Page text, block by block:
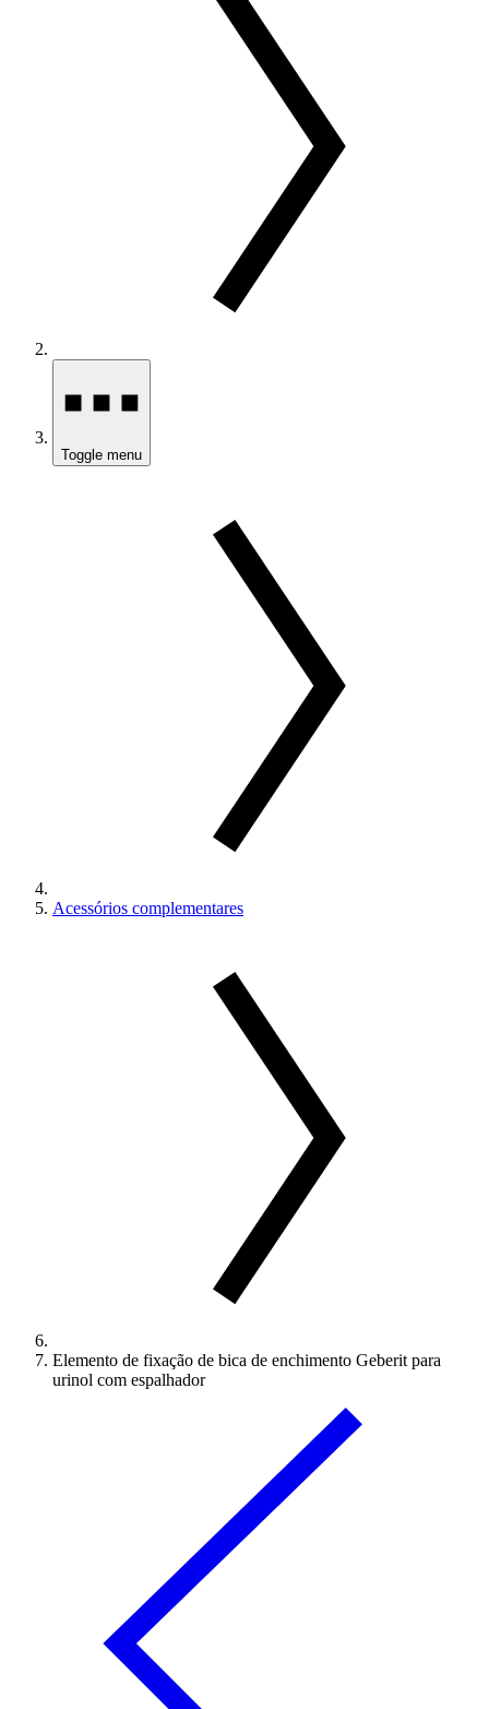
Toggle menu
Acessórios complementares
Elemento de fixação de bica de enchimento Geberit para
urinol com espalhador